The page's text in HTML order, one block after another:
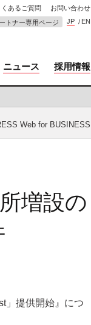
ニュース 採用情報
くあるご質問
お問い合わせ
トナー専用ページ
JP EN
Web for BUSINESS
増設の
」提供開始』につ